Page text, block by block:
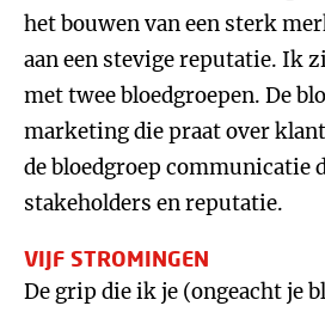
het bouwen van een sterk
aan een stevige reputatie. Ik
met twee bloedgroepen. De
marketing die praat over
de bloedgroep communicatie
stakeholders en reputatie.
VIJF STROMINGEN
De grip die ik je (ongeacht je